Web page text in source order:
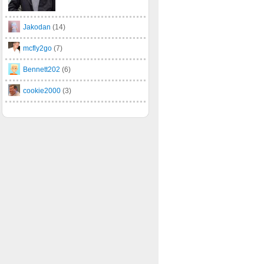
Jakodan (14)
mcfly2go (7)
Bennett202 (6)
cookie2000 (3)